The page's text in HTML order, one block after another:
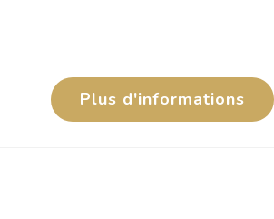
Plus d'informations